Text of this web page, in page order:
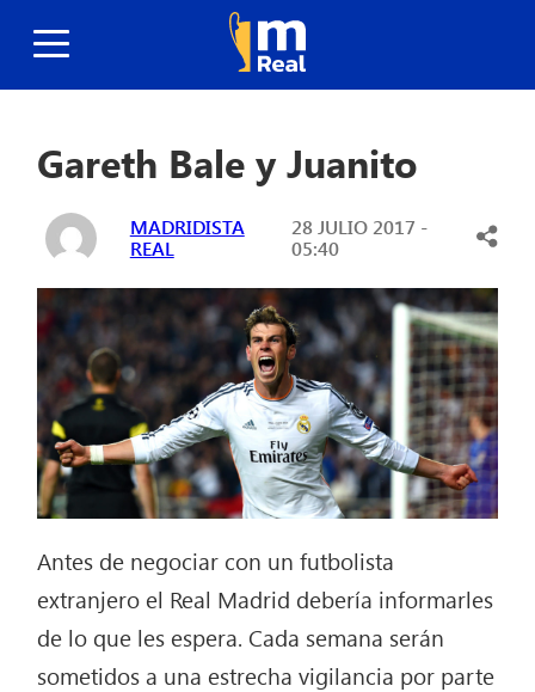
Gareth Bale y Juanito
MADRIDISTA
REAL
28 JULIO 2017 -
05:40
Antes de negociar con un futbolista
extranjero el Real Madrid debería informarles
de lo que les espera. Cada semana serán
sometidos a una estrecha vigilancia por parte